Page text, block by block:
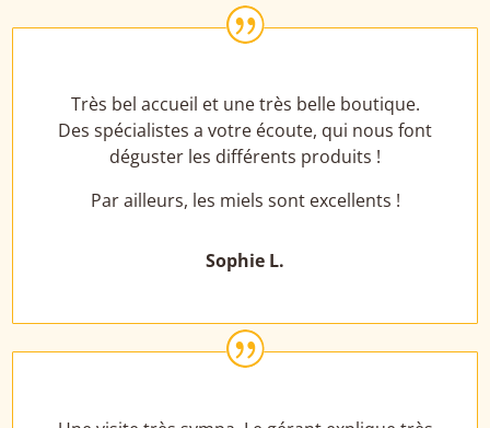
|
Très bel accueil et une très belle boutique.
Des spécialistes a votre écoute, qui nous font
déguster les différents produits !
Par ailleurs, les miels sont excellents !
Sophie L.
|